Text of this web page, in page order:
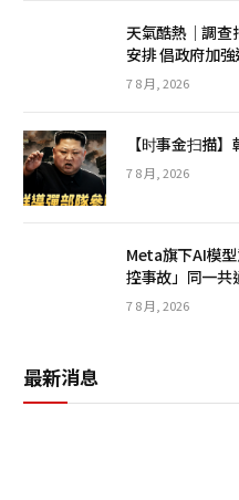
天氣酷熱│調查
安排 倡政府加
7 8 月, 2026
【时事金扫描
7 8 月, 2026
Meta旗下AI模
控事故」同一共
7 8 月, 2026
最新消息